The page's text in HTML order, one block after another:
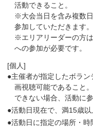
活動できること。
※大会当日を含み複数
参加していただきます。
※エリアリーダーの方
への参加が必要です。
[個人]
●主催者が指定したボラ
画視聴可能であること
できない場合、活動に
●活動日現在で、満15歳以
●活動日に指定の場所・時